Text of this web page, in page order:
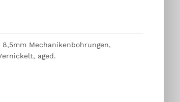
Mechanikenbohrungen,
aged.